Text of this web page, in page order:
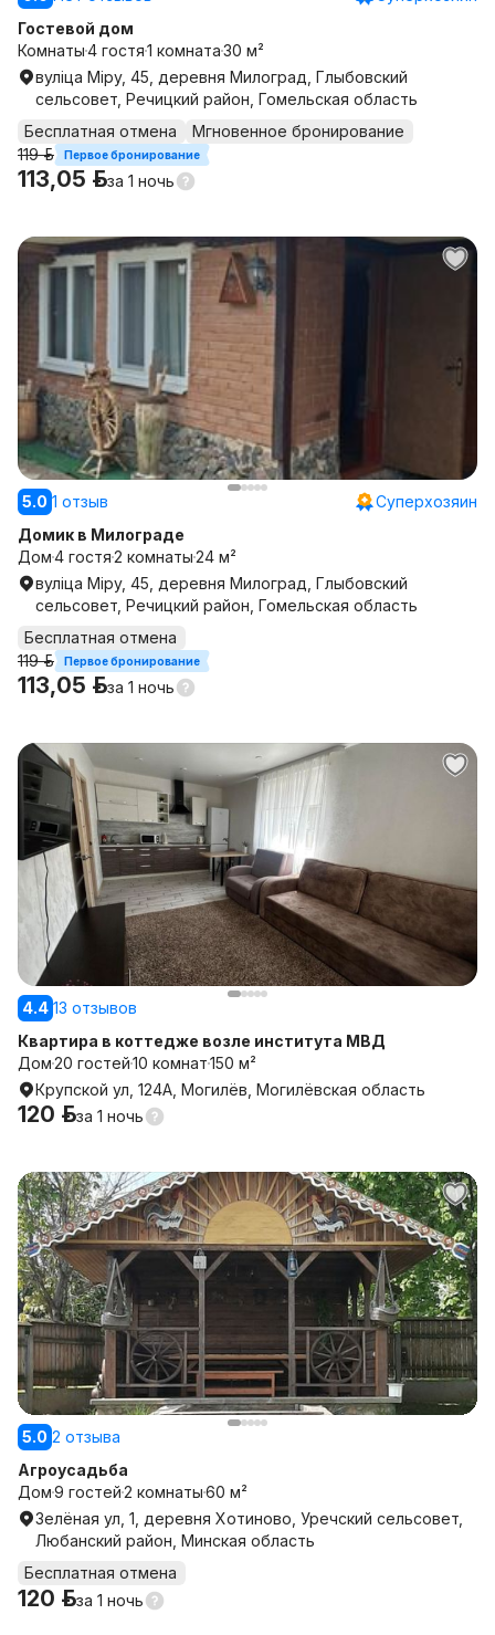
Гостевой дом
Комнаты4 гостя1 комната30 м²
вуліца Міру, 45, деревня Милоград, Глыбовский
сельсовет, Речицкий район, Гомельская область
Бесплатная отмена
Мгновенное бронирование
119 р.
Первое бронирование
113,05 р.за 1 ночь
5.0 1 отзыв
Суперхозяин
Домик в Милограде
Дом4 гостя2 комнаты24 м²
вуліца Міру, 45, деревня Милоград, Глыбовский
сельсовет, Речицкий район, Гомельская область
Бесплатная отмена
119 р.
Первое бронирование
113,05 р.за 1 ночь
4.4 13 отзывов
Квартира в коттедже возле института МВД
Дом20 гостей10 комнат150 м²
Крупской ул, 124А, Могилёв, Могилёвская область
120 р.за 1 ночь
5.0 2 отзыва
Агроусадьба
Дом9 гостей2 комнаты60 м²
Зелёная ул, 1, деревня Хотиново, Уречский сельсовет,
Любанский район, Минская область
Бесплатная отмена
120 р.за 1 ночь